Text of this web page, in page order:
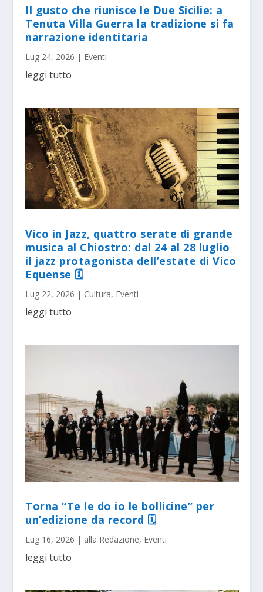
Il gusto che riunisce le Due Sicilie: a
Tenuta Villa Guerra la tradizione si fa
narrazione identitaria
Lug 24, 2026 | Eventi
leggi tutto
Vico in Jazz, quattro serate di grande
musica al Chiostro: dal 24 al 28 luglio
il jazz protagonista dell’estate di Vico
Equense 🗓
Lug 22, 2026 | Cultura, Eventi
leggi tutto
Torna “Te le do io le bollicine” per
un’edizione da record 🗓
Lug 16, 2026 | alla Redazione, Eventi
leggi tutto